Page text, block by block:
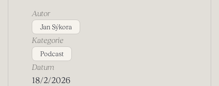
Autor
Jan Sýkora
Kategorie
Podcast
Datum
18/2/2026